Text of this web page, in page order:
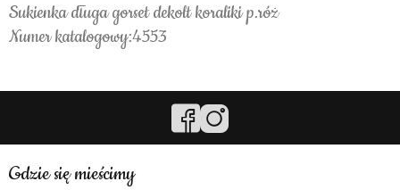
Sukienka długa gorset dekolt koraliki p.róż
Numer katalogowy:4553
Gdzie się mieścimy